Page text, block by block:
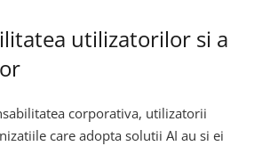
utilizatorilor si a
corporativa, utilizatorii
care adopta solutii AI au si ei